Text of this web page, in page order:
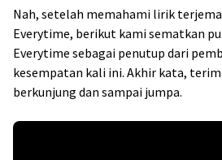
Nah, setelah memahami lirik
Everytime, berikut kami sematkan
Everytime sebagai penutup dari
kesempatan kali ini. Akhir kata,
berkunjung dan sampai jumpa.